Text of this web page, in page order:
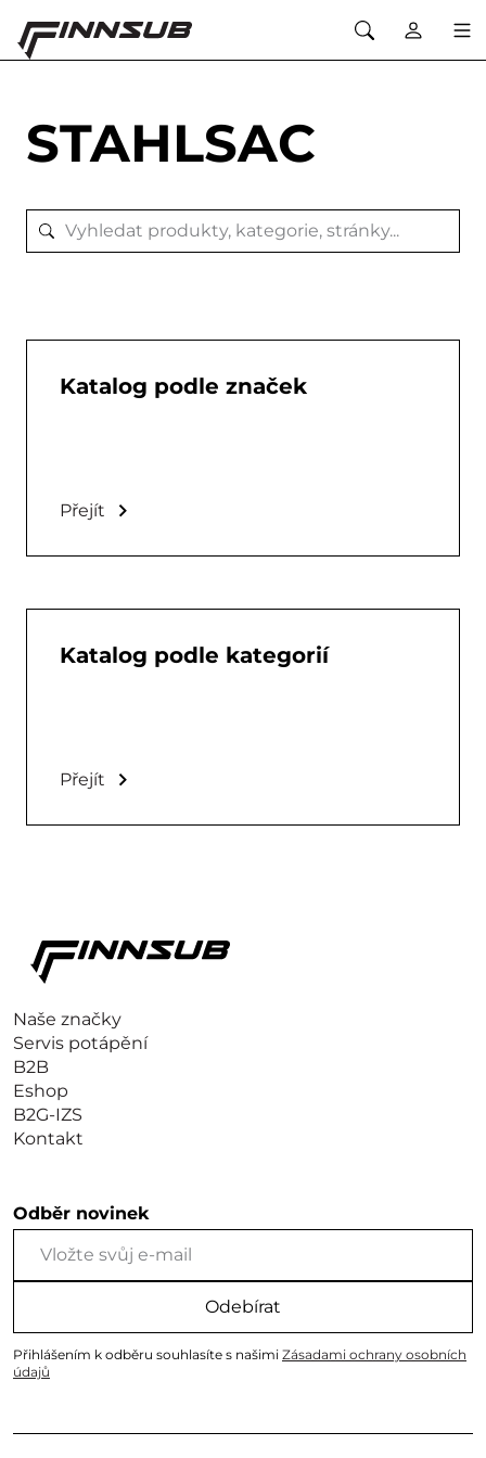
STAHLSAC
Katalog podle značek
Přejít
Katalog podle kategorií
Přejít
Naše značky
Servis potápění
B2B
Eshop
B2G-IZS
Kontakt
Odběr novinek
Odebírat
Přihlášením k odběru souhlasíte s našimi Zásadami ochrany osobních
údajů